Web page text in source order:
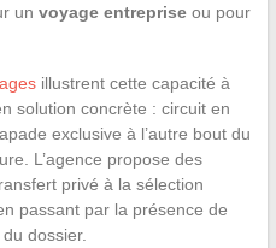
un voyage entrepriseou pour
illustrent cette capacité à
solution concrète : circuit en
exclusive à l’autre bout du
L’agence propose des
privé à la sélection
passant par la présence de
dossier.